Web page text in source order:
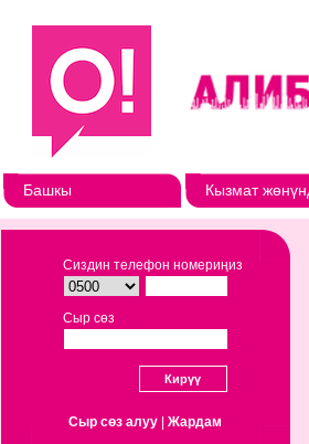
Башкы Кызмат
Сиздин телефон номериңиз
Сыр сөз
Сыр сөз алуу Жардам